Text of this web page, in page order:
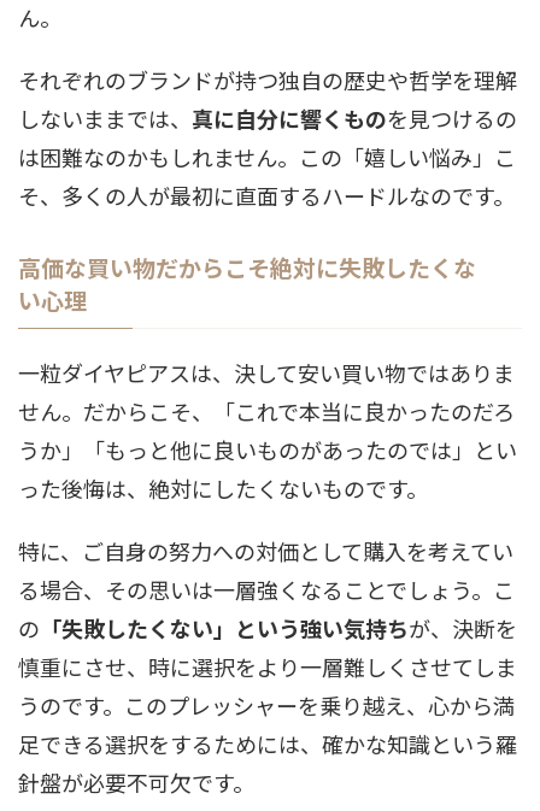
ん。
それぞれのブランドが持つ独自の歴史や哲学を理解
しないままでは、 真に自分に響くものを見つけるの
は困難なのかもしれません。この「嬉しい悩み」こ
そ、多くの人が最初に直面するハードルなのです。
高価な買い物だからこそ絶対に失敗したくな
い心理
一粒ダイヤピアスは、決して安い買い物ではありま
せん。だからこそ、「これで本当に良かったのだろ
うか」「もっと他に良いものがあったのでは」とい
った後悔は、絶対にしたくないものです。
特に、ご自身の努力への対価として購入を考えてい
る場合、その思いは一層強くなることでしょう。こ
の 「失敗したくない」という強い気持ちが、決断を
慎重にさせ、時に選択をより一層難しくさせてしま
うのです。このプレッシャーを乗り越え、心から満
足できる選択をするためには、確かな知識という羅
針盤が必要不可欠です。